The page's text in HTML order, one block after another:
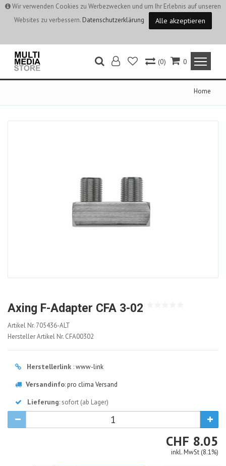
Wir verwenden Cookies zu Werbezwecken und um Ihr Erlebnis auf unseren
Websites zu verbessern. Datenschutzerklärung Alle akzeptieren
0
(0)
Home
Axing F-Adapter CFA 3-02
705436-
ALT
Artikel Nr. 705436-ALT
Hersteller Artikel Nr. CFA00302
Herstellerlink :www-link
Versandinfo:pro clima Versand
Lieferung: sofort (ab Lager)
CHF CHF
8.05
inkl. MwSt (8.1%)